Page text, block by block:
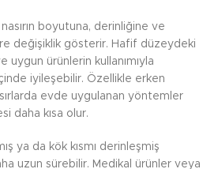
boyutuna, derinliğine ve
değişiklik gösterir. Hafif düzeydeki
uygun ürünlerin kullanımıyla
iyileşebilir. Özellikle erken
evde uygulanan yöntemler
daha kısa olur.
ya da kök kısmı derinleşmiş
uzun sürebilir. Medikal ürünler veya